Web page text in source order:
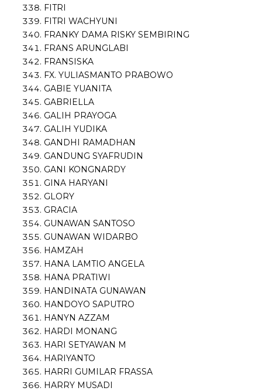
FITRI
FITRI WACHYUNI
FRANKY DAMA RISKY SEMBIRING
FRANS ARUNGLABI
FRANSISKA
FX. YULIASMANTO PRABOWO
GABIE YUANITA
GABRIELLA
GALIH PRAYOGA
GALIH YUDIKA
GANDHI RAMADHAN
GANDUNG SYAFRUDIN
GANI KONGNARDY
GINA HARYANI
GLORY
GRACIA
GUNAWAN SANTOSO
GUNAWAN WIDARBO
HAMZAH
HANA LAMTIO ANGELA
HANA PRATIWI
HANDINATA GUNAWAN
HANDOYO SAPUTRO
HANYN AZZAM
HARDI MONANG
HARI SETYAWAN M
HARIYANTO
HARRI GUMILAR FRASSA
HARRY MUSADI